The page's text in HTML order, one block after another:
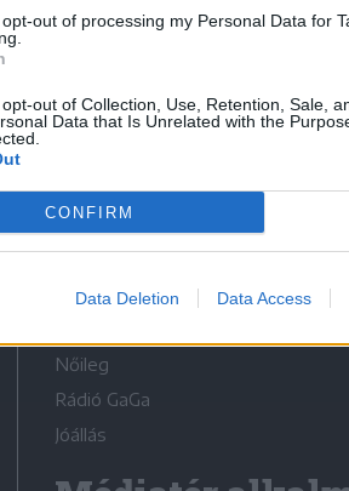
out of processing my Personal Data for
out of Collection, Use, Retention, Sale,
Data that Is Unrelated with the
CONFIRM
Data Deletion Data Access
Médiatér
Liget
Krónika
Bihari Napló
Erdélyi Napló
Nőileg
Rádió GaGa
Jóállás